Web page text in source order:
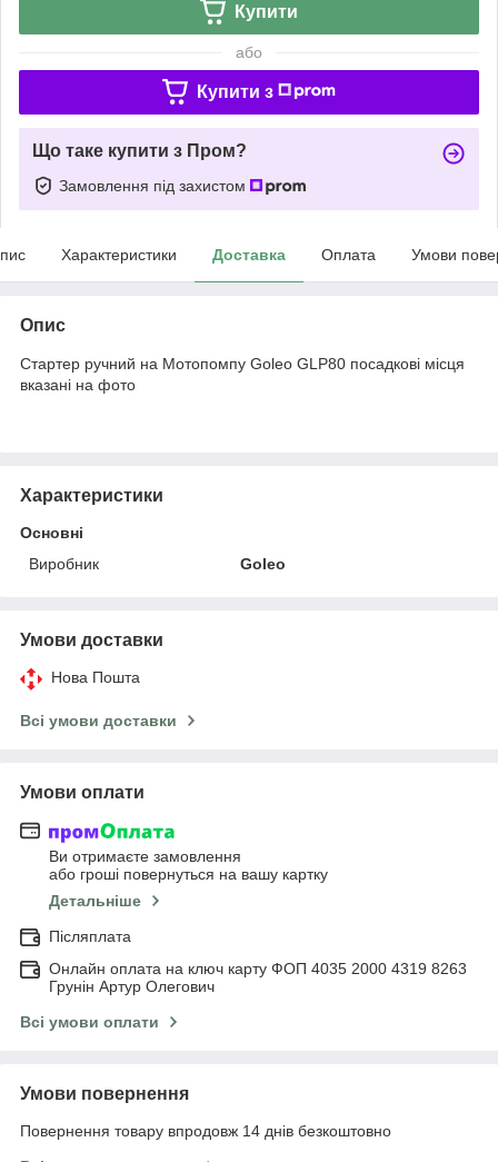
Купити
або
Купити з
Що таке купити з Пром?
Замовлення під захистом
Характеристики Доставка Оплата Умови
Опис
Стартер ручний на Мотопомпу Goleo GLP80 посадкові місця
вказані на фото
Характеристики
Основні
Виробник
Goleo
Умови доставки
Нова Пошта
Всі умови доставки
Умови оплати
Ви отримаєте замовлення
або гроші повернуться на вашу картку
Детальніше
Післяплата
Онлайн оплата на ключ карту ФОП 4035 2000 4319 8263
Грунін Артур Олегович
Всі умови оплати
Умови повернення
Повернення товару впродовж 14 днів безкоштовно